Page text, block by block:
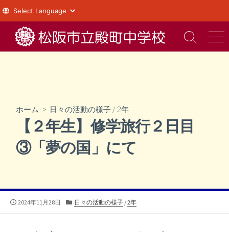
テ
検
索
メ
ニ
ホーム > 日々の活動の様子 /2年
【２年生】修学旅行２日目
③「夢の国」にて
公
2024年11月28日
カ
日々の活動の様子/2年